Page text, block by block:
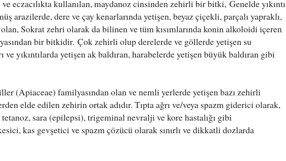
eczacılıkta kullanılan, maydanoz cinsinden zehirli bir bitki, Genelde yıkıntı
arazilerde, dere ve çay kenarlarında yetişen, beyaz çiçekli, parçalı yapraklı,
Sokrat zehri olarak da bilinen ve tüm kısımlarında konin alkoloidi içeren
bir bitkidir. Çok zehirli olup derelerde ve göllerde yetişen su
ve yıkıntılarda yetişen ak baldıran, harabelerde yetişen büyük baldıran gibi
(Apiaceae) familyasından olan ve nemli yerlerde yetişen bazı zehirli
elde edilen zehirin ortak adıdır. Tıpta ağrı ve/veya spazm giderici olarak,
tetanoz, sara (epilepsi), trigeminal nevralji ve kore hastalığı gibi
kas gevşetici ve spazm çözücü olarak sınırlı ve dikkatli dozlarda